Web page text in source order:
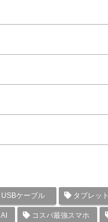
USBケーブル タブレット
AI コスパ最強スマホ